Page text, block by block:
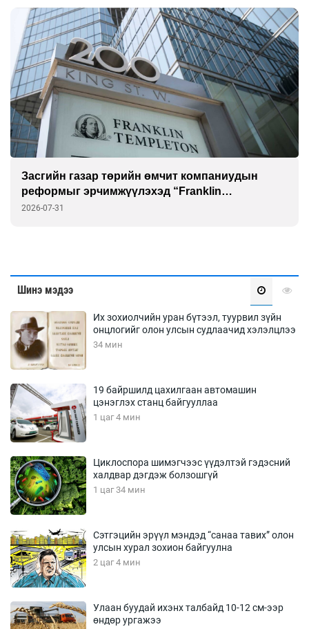
Засгийн газар төрийн өмчит компаниудын
реформыг эрчимжүүлэхэд “Franklin
Templeton”-той хамтарна
2026-07-31
Шинэ мэдээ
Их зохиолчийн уран бүтээл, туурвил зүйн
онцлогийг олон улсын судлаачид хэлэлцлээ
34 мин
19 байршилд цахилгаан автомашин
цэнэглэх станц байгууллаа
1 цаг 4 мин
Циклоспора шимэгчээс үүдэлтэй гэдэсний
халдвар дэгдэж болзошгүй
1 цаг 34 мин
Сэтгэцийн эрүүл мэндэд “санаа тавих” олон
улсын хурал зохион байгуулна
2 цаг 4 мин
Улаан буудай ихэнх талбайд 10-12 см-ээр
өндөр ургажээ